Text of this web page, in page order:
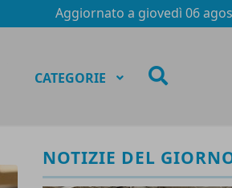
Aggiornato a giovedì 06
CATEGORIE
NOTIZIE DEL